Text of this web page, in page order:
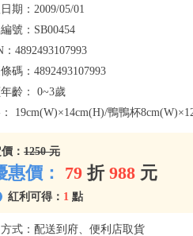
期： 2009/05/01
號： SB00454
4892493107993
碼： 4892493107993
齡： 0~3歲
19cm(W)×14cm(H)/鴨鴨杯
： 1250 元
惠價： 79 折 988 元
紅利可得： 1 點
式：配送到府、便利店取貨